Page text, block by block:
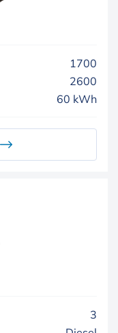
1700
2600
60 kWh
3